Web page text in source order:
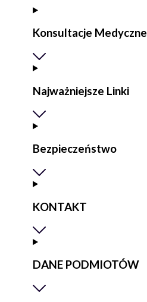
Konsultacje Medyczne
Najważniejsze Linki
Bezpieczeństwo
KONTAKT
DANE PODMIOTÓW